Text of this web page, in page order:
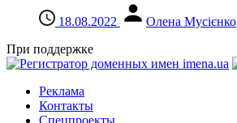
18.08.2022
Олена Мусієнко
При поддержке
Реклама
Контакты